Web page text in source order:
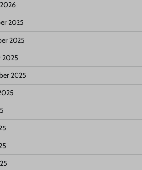
2025
2025
2025
2025